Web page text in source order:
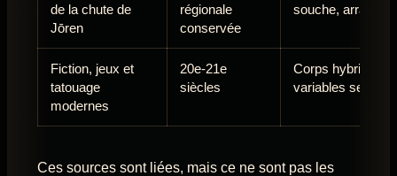
de la chute de
Jōren
régionale
conservée
souche,
Fiction, jeux et
tatouage
modernes
20e-21e
siècles
Corps hybrides,
variables selon
Ces sources sont liées, mais ce ne sont pas les